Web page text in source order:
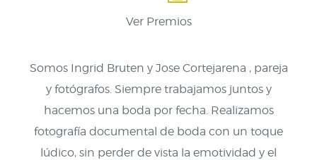
Ver Premios
Somos Ingrid Bruten y Jose Cortejarena , pareja
y fotógrafos. Siempre trabajamos juntos y
hacemos una boda por fecha. Realizamos
fotografía documental de boda con un toque
lúdico, sin perder de vista la emotividad y el